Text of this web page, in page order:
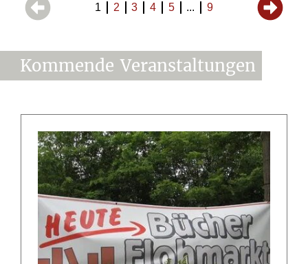
1 2 3 4 5 ... 9
Kommende Veranstaltungen